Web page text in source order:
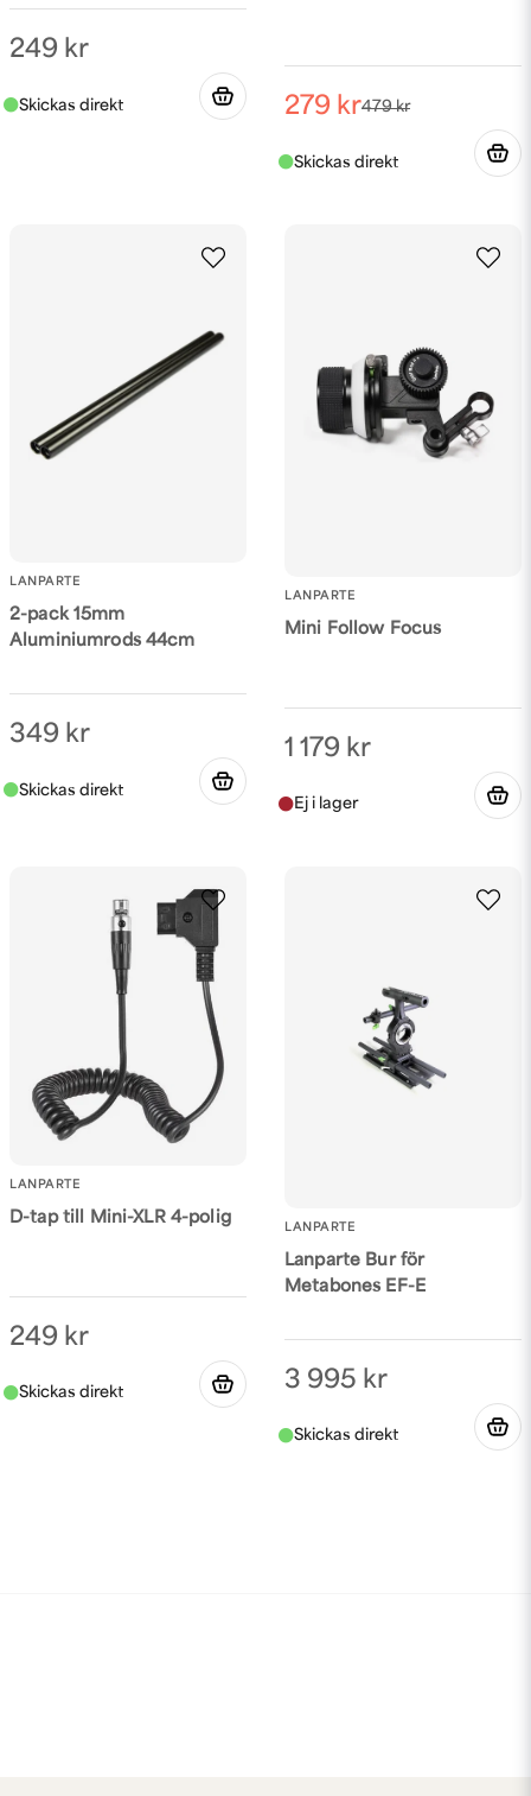
249 kr
479 kr
279 kr
LANPARTE
2-pack 15mm
Aluminiumrods 44cm
349 kr
LANPARTE
Mini Follow Focus
1 179 kr
LANPARTE
D-tap till Mini-XLR 4-polig
249 kr
LANPARTE
Lanparte Bur för
Metabones EF-E
3 995 kr